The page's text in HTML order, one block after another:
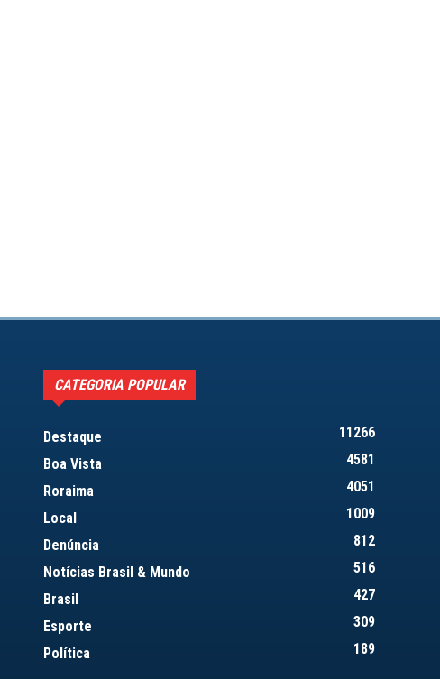
CATEGORIA POPULAR
Destaque
11266
Boa Vista
4581
Roraima
4051
Local
1009
Denúncia
812
Notícias Brasil & Mundo
516
Brasil
427
Esporte
309
Política
189